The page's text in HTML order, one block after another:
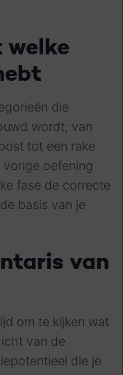
welke
die
wordt; van
tot een rake
oefening
fase de correcte
basis van je
van
om te kijken wat
van de
die je